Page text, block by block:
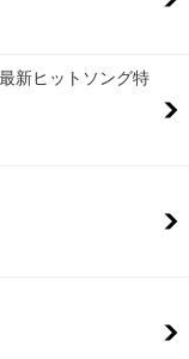
新ヒットソング特